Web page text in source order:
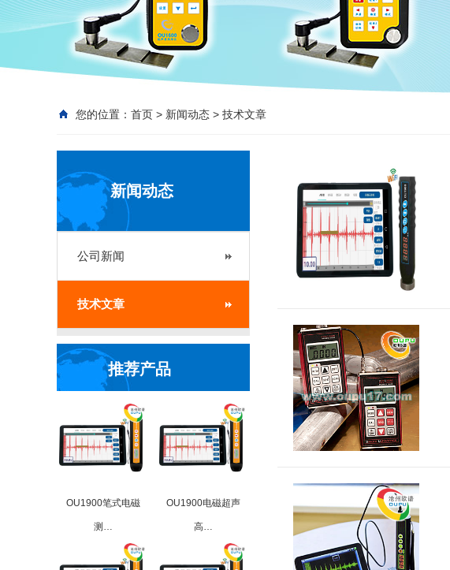
您的位置： 首页 > 新闻动态 > 技术文章
新闻动态
公司新闻
技术文章
推荐产品
OU1900笔式电磁
测…
OU1900电磁超声
高…